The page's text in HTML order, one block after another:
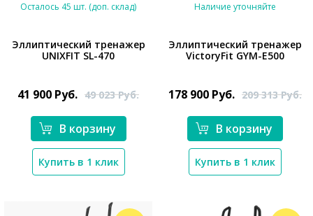
Осталось 45 шт. (доп. склад)
Эллиптический тренажер
UNIXFIT SL-470
41 900 Руб. 49 023Руб.
В корзину
Купить в 1 клик
Наличие уточняйте
Эллиптический тренажер
VictoryFit GYM-E500
178 900 Руб. 209 313Руб.
В корзину
Купить в 1 клик